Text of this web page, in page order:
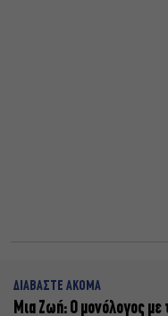
ΔΙΑΒΑΣΤΕ ΑΚΟΜΑ
Μια Ζωή: Ο μονόλογος με